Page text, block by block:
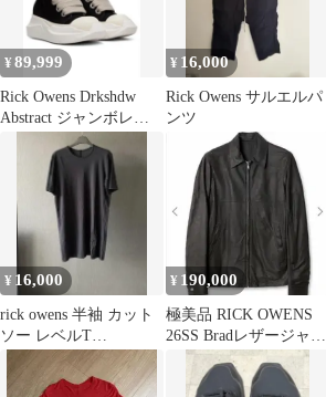
¥89,999
Rick Owens Drkshdw
Abstract ジャンボレー
¥ 16,000
Rick Owens サルエルパ
ンツ
¥ 16,000
rick owens 半袖 カット
ソー レベルT
DRKSHDW
¥ 190,000
極美品 RICK OWENS
26SS Bradレザージャケ
ット46